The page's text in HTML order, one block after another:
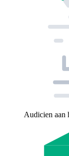
Audicien aan